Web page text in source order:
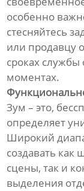
особенно
стесняйтесь
или продавцу
сроках
моментах.
Зум – это,
определяет
Широкий
создавать
сцены, так и
выделения